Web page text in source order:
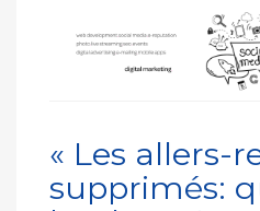
« Les allers-
supprimés: